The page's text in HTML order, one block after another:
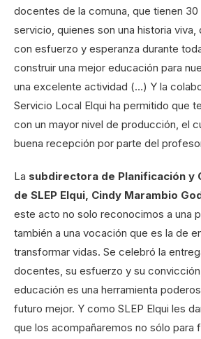
docentes de la comuna, que tienen 30
servicio, quienes son una historia viva,
con esfuerzo y esperanza durante
construir una mejor educación para
una excelente actividad (…) Y la
Servicio Local Elqui ha permitido que
con un mayor nivel de producción, el
buena recepción por parte del
La subdirectora de Planificación y
de SLEP Elqui, Cindy Marambio
este acto no solo reconocimos a una
también a una vocación que es la de
transformar vidas. Se celebró la
docentes, su esfuerzo y su
educación es una herramienta
futuro mejor. Y como SLEP Elqui les
que los acompañaremos no sólo para